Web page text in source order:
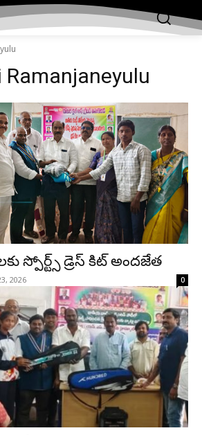
Ramanjaneyulu
స్పోర్ట్స్ డ్రెస్ కిట్ అంద‌జేత‌
2026 0